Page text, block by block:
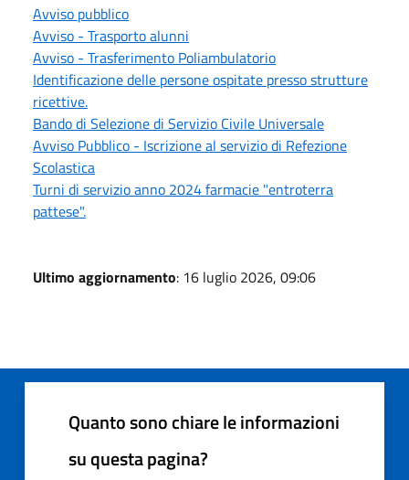
Avviso pubblico
Avviso - Trasporto alunni
Avviso - Trasferimento Poliambulatorio
Identificazione delle persone ospitate presso strutture
ricettive.
Bando di Selezione di Servizio Civile Universale
Avviso Pubblico - Iscrizione al servizio di Refezione
Scolastica
Turni di servizio anno 2024 farmacie "entroterra
pattese".
Ultimo aggiornamento: 16 luglio 2026, 09:06
Quanto sono chiare le informazioni
su questa pagina?